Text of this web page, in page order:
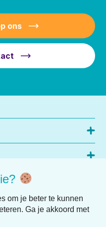
ons
om je beter te kunnen
Ga je akkoord met